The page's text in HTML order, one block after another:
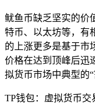
鱿鱼币缺乏坚实的价
特币、以太坊等，有
的上涨更多是基于市
价格在达到顶峰后迅
拟货币市场中典型的“
TP钱包：虚拟货币交